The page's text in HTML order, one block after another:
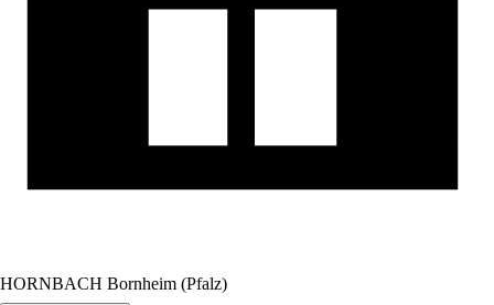
HORNBACH Bornheim (Pfalz)